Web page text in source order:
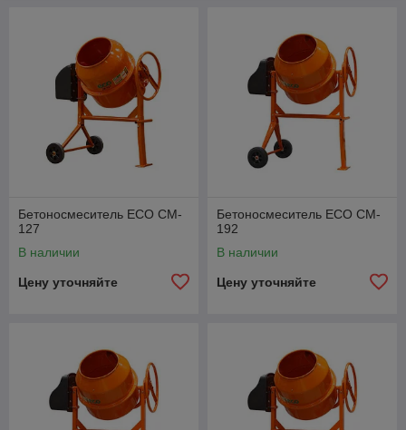
Бетоносмеситель ECO CM-
127
В наличии
Цену уточняйте
Бетоносмеситель ECO CM-
192
В наличии
Цену уточняйте